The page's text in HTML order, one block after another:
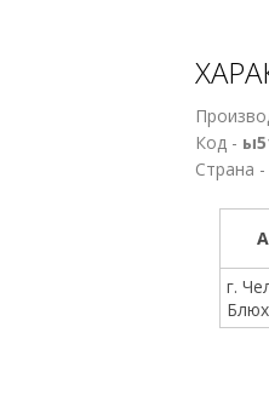
Код -
Страна -
г.